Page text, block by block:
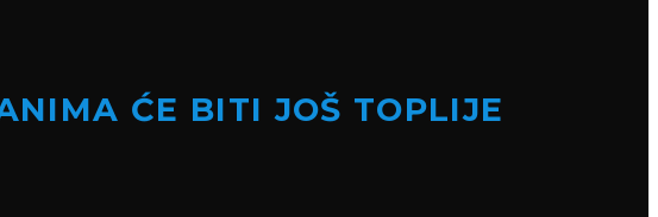
ĆE BITI JOŠ TOPLIJE